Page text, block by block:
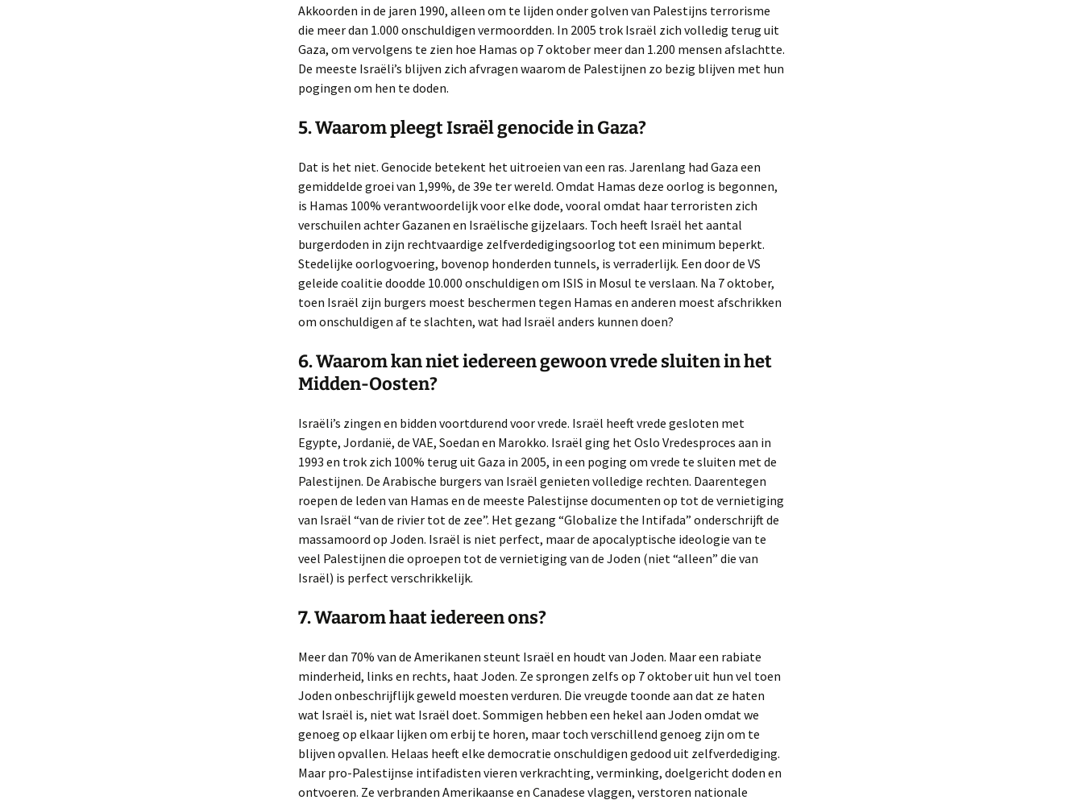
Akkoorden in de jaren 1990, alleen om te lijden onder golven van Palestijns terrorisme
die meer dan 1.000 onschuldigen vermoordden. In 2005 trok Israël zich volledig terug uit
Gaza, om vervolgens te zien hoe Hamas op 7 oktober meer dan 1.200 mensen afslachtte.
De meeste Israëli’s blijven zich afvragen waarom de Palestijnen zo bezig blijven met hun
pogingen om hen te doden.
5. Waarom pleegt Israël genocide in Gaza?
Dat is het niet. Genocide betekent het uitroeien van een ras. Jarenlang had Gaza een
gemiddelde groei van 1,99%, de 39e ter wereld. Omdat Hamas deze oorlog is begonnen,
is Hamas 100% verantwoordelijk voor elke dode, vooral omdat haar terroristen zich
verschuilen achter Gazanen en Israëlische gijzelaars. Toch heeft Israël het aantal
burgerdoden in zijn rechtvaardige zelfverdedigingsoorlog tot een minimum beperkt.
Stedelijke oorlogvoering, bovenop honderden tunnels, is verraderlijk. Een door de VS
geleide coalitie doodde 10.000 onschuldigen om ISIS in Mosul te verslaan. Na 7 oktober,
toen Israël zijn burgers moest beschermen tegen Hamas en anderen moest afschrikken
om onschuldigen af te slachten, wat had Israël anders kunnen doen?
6. Waarom kan niet iedereen gewoon vrede sluiten in het
Midden-Oosten?
Israëli’s zingen en bidden voortdurend voor vrede. Israël heeft vrede gesloten met
Egypte, Jordanië, de VAE, Soedan en Marokko. Israël ging het Oslo Vredesproces aan in
1993 en trok zich 100% terug uit Gaza in 2005, in een poging om vrede te sluiten met de
Palestijnen. De Arabische burgers van Israël genieten volledige rechten. Daarentegen
roepen de leden van Hamas en de meeste Palestijnse documenten op tot de vernietiging
van Israël “van de rivier tot de zee”. Het gezang “Globalize the Intifada” onderschrijft de
massamoord op Joden. Israël is niet perfect, maar de apocalyptische ideologie van te
veel Palestijnen die oproepen tot de vernietiging van de Joden (niet “alleen” die van
Israël) is perfect verschrikkelijk.
7. Waarom haat iedereen ons?
Meer dan 70% van de Amerikanen steunt Israël en houdt van Joden. Maar een rabiate
minderheid, links en rechts, haat Joden. Ze sprongen zelfs op 7 oktober uit hun vel toen
Joden onbeschrijflijk geweld moesten verduren. Die vreugde toonde aan dat ze haten
wat Israël is, niet wat Israël doet. Sommigen hebben een hekel aan Joden omdat we
genoeg op elkaar lijken om erbij te horen, maar toch verschillend genoeg zijn om te
blijven opvallen. Helaas heeft elke democratie onschuldigen gedood uit zelfverdediging.
Maar pro-Palestijnse intifadisten vieren verkrachting, verminking, doelgericht doden en
ontvoeren. Ze verbranden Amerikaanse en Canadese vlaggen, verstoren nationale